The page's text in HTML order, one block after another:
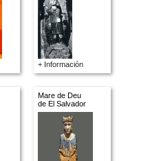
+ Información
Mare de Deu
de El Salvador